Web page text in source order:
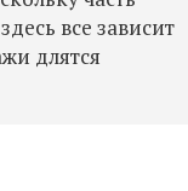
все зависит
длятся